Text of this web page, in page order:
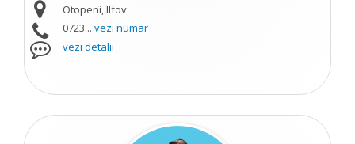
Otopeni, Ilfov
0723... vezi numar
vezi detalii